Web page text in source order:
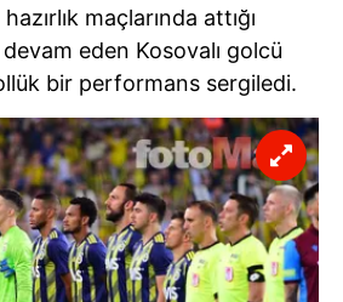
maçlarında attığı
eden Kosovalı golcü
bir performans sergiledi.